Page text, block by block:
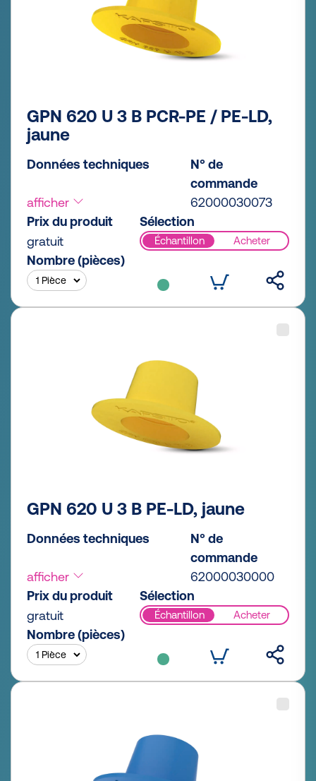
GPN 620 U 3 B PCR-PE / PE-LD,
jaune
Données techniques
afficher
N° de
commande
62000030073
Prix du produit
gratuit
Sélection
Échantillon Acheter
Nombre (pièces)
GPN 620 U 3 B PE-LD, jaune
Données techniques
afficher
N° de
commande
62000030000
Prix du produit
gratuit
Sélection
Échantillon Acheter
Nombre (pièces)